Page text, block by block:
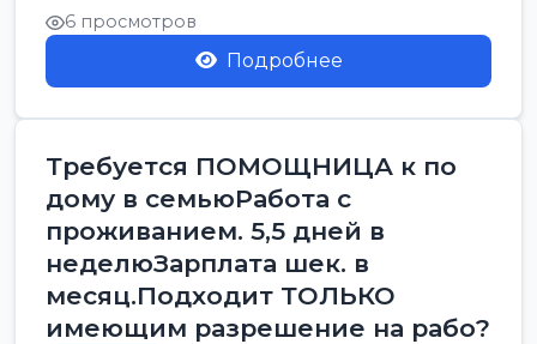
6 просмотров
Подробнее
Требуется ПОМОЩНИЦА к по
дому в семьюРабота с
проживанием. 5,5 дней в
неделюЗарплата шек. в
месяц.Подходит ТОЛЬКО
имеющим разрешение на рабо?